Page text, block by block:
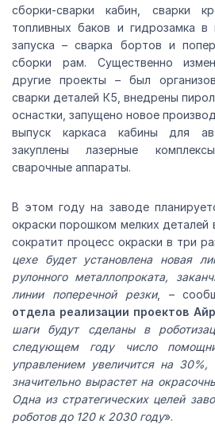
сборки-сварки кабин, сварки
топливных баков и гидрозамка
запуска – сварка бортов и
сборки рам. Существенно
другие проекты – был
сварки деталей К5, внедрены
оснастки, запущено новое
выпуск каркаса кабины для
закуплены лазерные
сварочные аппараты.
В этом году на заводе
окраски порошком мелких деталей
сократит процесс окраски в три
цехе будет установлена новая
рулонного металлопроката,
линии поперечной резки, –
отдела реализации проектов
шаги будут сделаны в
следующем году число
управлением увеличится на
значительно вырастет на
Одна из стратегических целей
роботов до 120 к 2030 году».